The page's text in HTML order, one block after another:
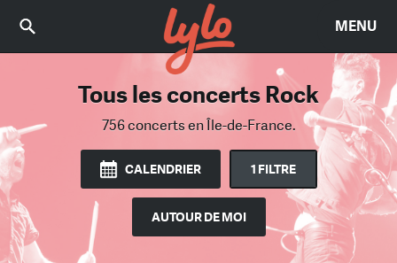
MENU
Tous les concerts Rock
756 concertsen Île-de-France.
Trouvez le bon concert
Parmi 2467 concertsen Île-de-France.
CALENDRIER 1 FILTRE
AUTOUR DE MOI